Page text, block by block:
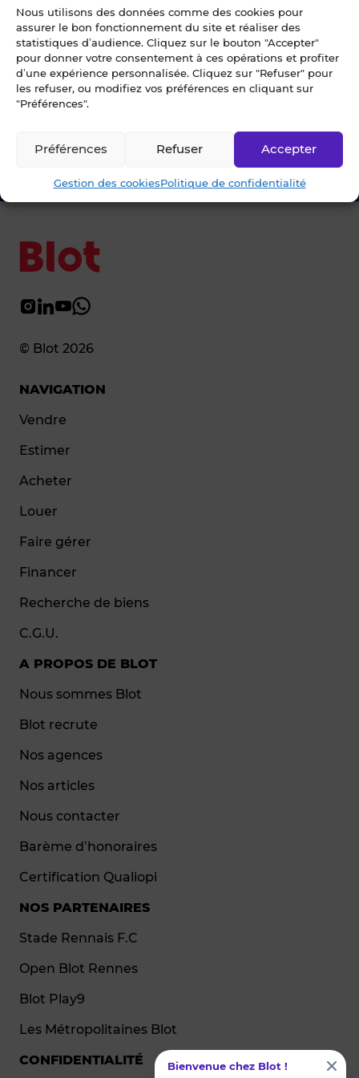
Nous utilisons des données comme des cookies pour
assurer le bon fonctionnement du site et réaliser des
statistiques d’audience. Cliquez sur le bouton "Accepter"
pour donner votre consentement à ces opérations et profiter
d’une expérience personnalisée. Cliquez sur "Refuser" pour
les refuser, ou modifiez vos préférences en cliquant sur
"Préférences".
Accepter
Refuser
Préférences
Gestion des cookiesPolitique de confidentialité
nous !
Chez Blot nous sommes là pour vous
accompagner à chaque étape.
02 99 79 33 34
© Blot 2026
NAVIGATION
Vendre
Estimer
Acheter
Louer
Faire gérer
Financer
Recherche de biens
C.G.U.
A PROPOS DE BLOT
Nous sommes Blot
Blot recrute
Nos agences
Nos articles
Nous contacter
Barème d’honoraires
Certification Qualiopi
NOS PARTENAIRES
Stade Rennais F.C
Open Blot Rennes
Blot Play9
Les Métropolitaines Blot
CONFIDENTIALITÉ
Bienvenue chez Blot !